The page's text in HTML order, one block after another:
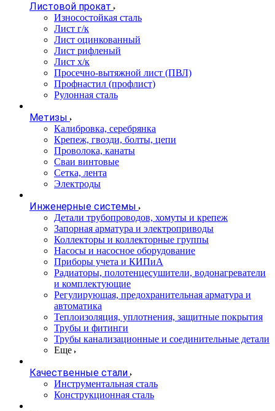
Листовой прокат
Износостойкая сталь
Лист г/к
Лист оцинкованный
Лист рифленый
Лист х/к
Просечно-вытяжной лист (ПВЛ)
Профнастил (профлист)
Рулонная сталь
Метизы
Калибровка, серебрянка
Крепеж, гвозди, болты, цепи
Проволока, канаты
Сваи винтовые
Сетка, лента
Электроды
Инженерные системы
Детали трубопроводов, хомуты и крепеж
Запорная арматура и электроприводы
Коллекторы и коллекторные группы
Насосы и насосное оборудование
Приборы учета и КИПиА
Радиаторы, полотенцесушители, водонагреватели
и комплектующие
Регулирующая, предохранительная арматура и
автоматика
Теплоизоляция, уплотнения, защитные покрытия
Трубы и фитинги
Трубы канализационные и соединительные детали
Еще
Качественные стали
Инструментальная сталь
Конструкционная сталь